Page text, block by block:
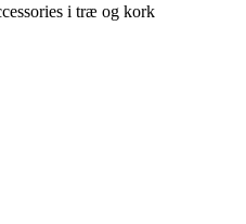
i træ og kork